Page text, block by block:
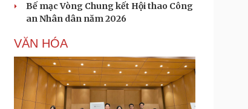
Bế mạc Vòng Chung kết Hội thao Công
an Nhân dân năm 2026
VĂN HÓA